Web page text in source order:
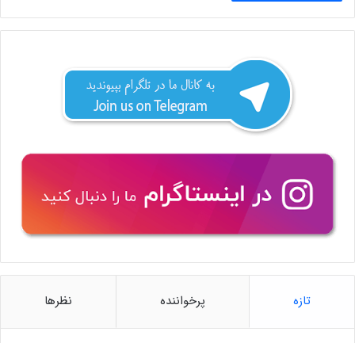
تازه پرخواننده نظرها